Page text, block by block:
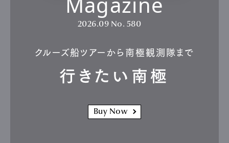
2026.09 No. 580
クルーズ船ツアーから南極観測隊まで
行きたい南極
Buy Now